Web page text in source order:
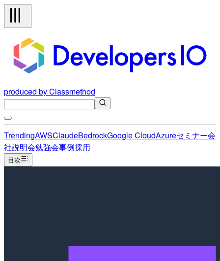
produced by Classmethod
TrendingAWSClaudeBedrockGoogle CloudAzureセミナー会
社説明会勉強会事例採用
目次